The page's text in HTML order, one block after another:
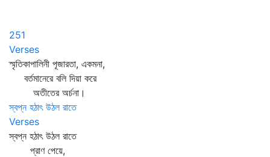
251
Verses
স্মৃতিকাপালিনী পূজারতা, একমনা,
বর্তমানেরে বলি দিয়া করে
অতীতের অর্চনা।
স্বপ্ন হঠাৎ উঠল রাতে
Verses
স্বপ্ন হঠাৎ উঠল রাতে
প্রাণ পেয়ে,